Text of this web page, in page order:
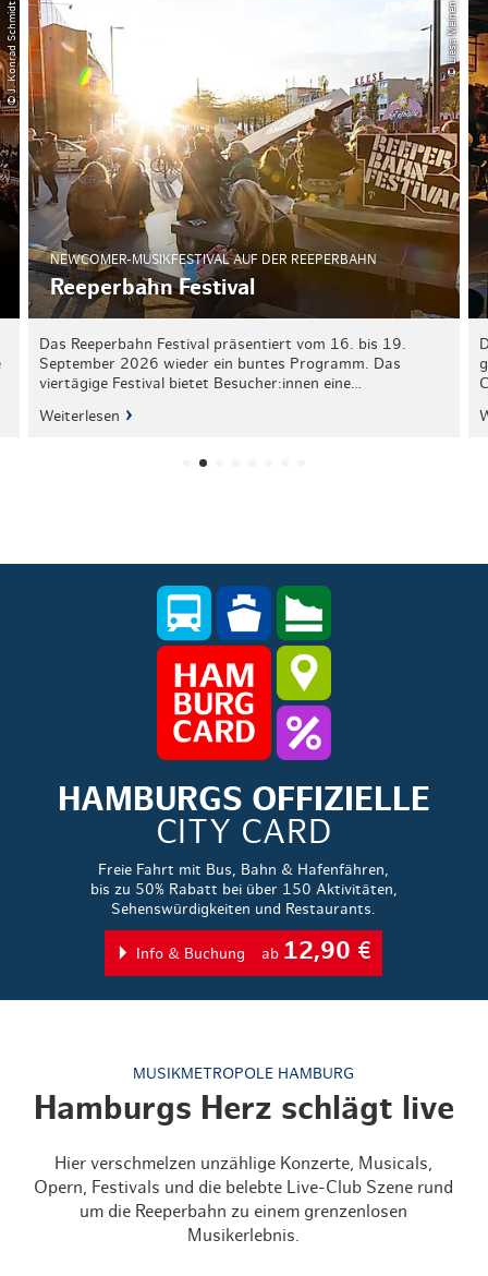
© J. Konrad Schmidt © Liesa Meinen
NEWCOMER-MUSIKFESTIVAL AUF DER REEPERBAHN
Reeperbahn Festival
Das Reeperbahn Festival präsentiert vom 16. bis 19.
September 2026 wieder ein buntes Programm. Das
viertägige Festival bietet Besucher:innen eine…
Weiterlesen
HAMBURGS OFFIZIELLE
CITY CARD
Freie Fahrt mit Bus, Bahn & Hafenfähren,
bis zu 50% Rabatt bei über 150 Aktivitäten,
Sehenswürdigkeiten und Restaurants.
Info & Buchung ab 12,90 €
MUSIKMETROPOLE HAMBURG
Hamburgs Herz schlägt live
Hier verschmelzen unzählige Konzerte, Musicals,
Opern, Festivals und die belebte Live-Club Szene rund
um die Reeperbahn zu einem grenzenlosen
Musikerlebnis.